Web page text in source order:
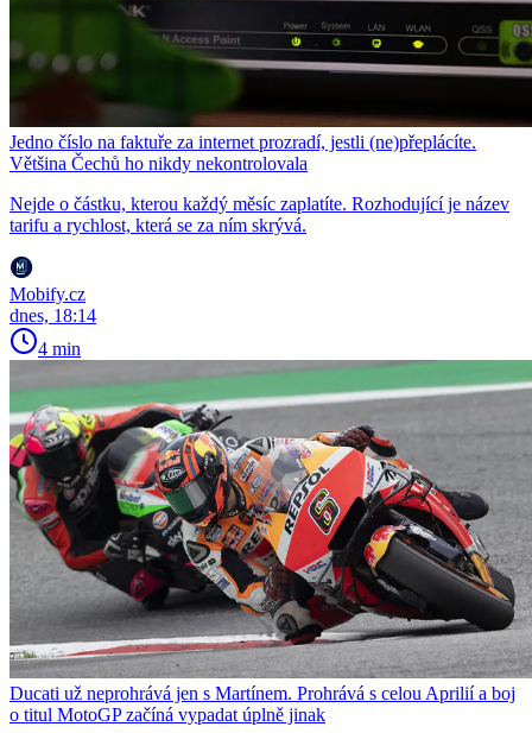
Jedno číslo na faktuře za internet prozradí, jestli (ne)přeplácíte.
Většina Čechů ho nikdy nekontrolovala
Nejde o částku, kterou každý měsíc zaplatíte. Rozhodující je název
tarifu a rychlost, která se za ním skrývá.
Mobify.cz
dnes, 18:14
4 min
Ducati už neprohrává jen s Martínem. Prohrává s celou Aprilií a boj
o titul MotoGP začíná vypadat úplně jinak